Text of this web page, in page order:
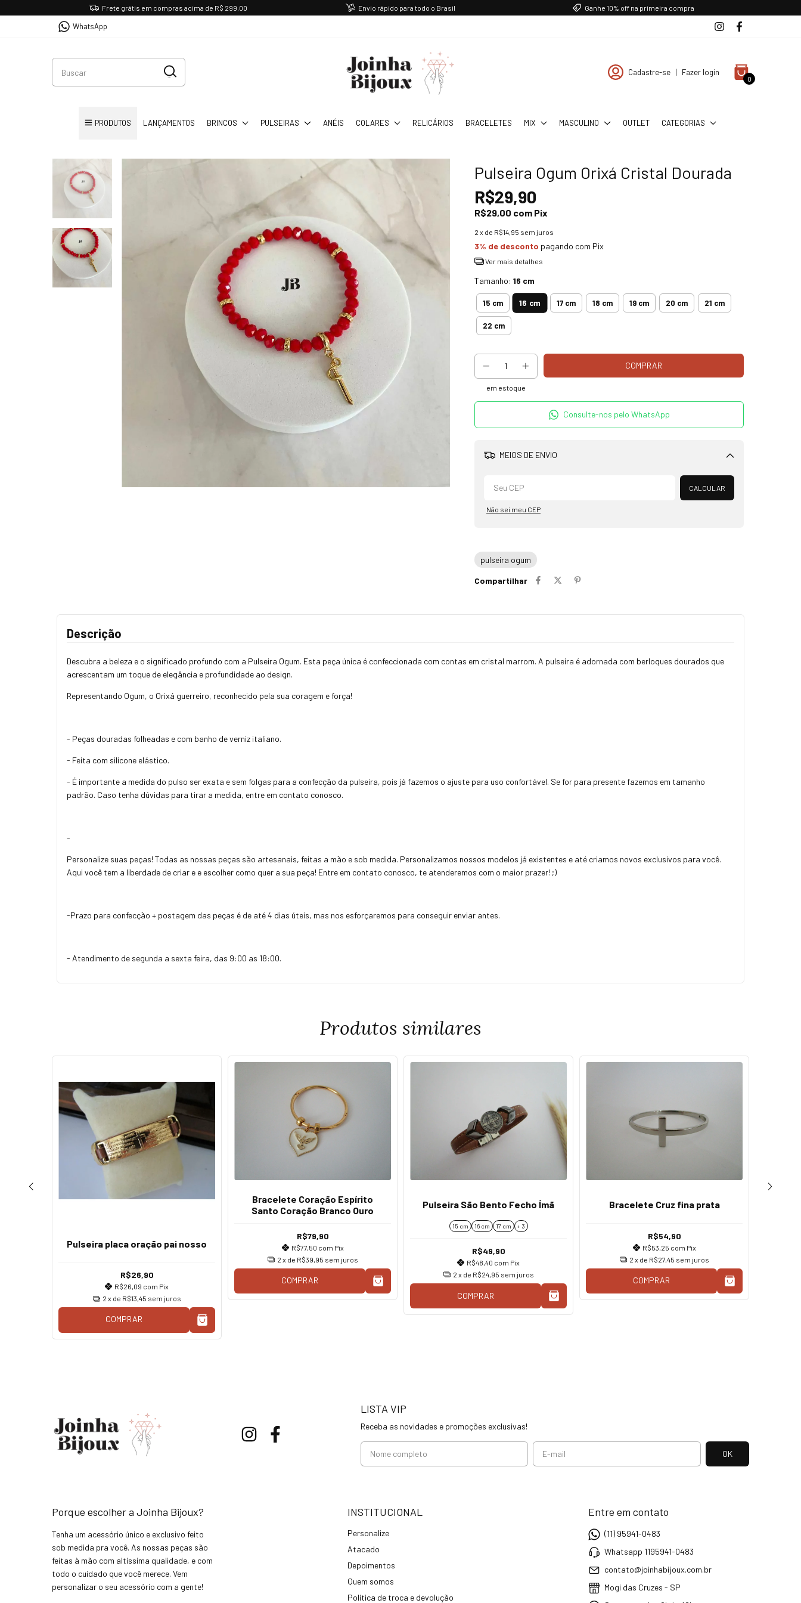
Frete grátis em compras acima de R$ 299,00 Envio rápido para todo o Brasil Ganhe 10% off na primeira compra
WhatsApp
Cadastre-se | Fazer login
0
PRODUTOS LANÇAMENTOS BRINCOS PULSEIRAS ANÉIS COLARES RELICÁRIOS BRACELETES MIX MASCULINO OUTLET CATEGORIAS
Pulseira Ogum Orixá Cristal Dourada
R$29,90
R$29,00 com Pix
2 x de R$14,95 sem juros
3% de desconto pagando com Pix
Ver mais detalhes
Tamanho: 16 cm
15 cm 16 cm 17 cm 18 cm 19 cm 20 cm 21 cm
22 cm
em estoque
Consulte-nos pelo WhatsApp
MEIOS DE ENVIO
Alterar CEP
CALCULAR
Não sei meu CEP
pulseira ogum
Compartilhar
Descrição
Descubra a beleza e o significado profundo com a Pulseira Ogum. Esta peça única é confeccionada com contas em cristal marrom. A pulseira é adornada com berloques dourados que
acrescentam um toque de elegância e profundidade ao design.
Representando Ogum, o Orixá guerreiro, reconhecido pela sua coragem e força!
- Peças douradas folheadas e com banho de verniz italiano.
- Feita com silicone elástico.
- É importante a medida do pulso ser exata e sem folgas para a confecção da pulseira, pois já fazemos o ajuste para uso confortável. Se for para presente fazemos em tamanho
padrão. Caso tenha dúvidas para tirar a medida, entre em contato conosco.
-
Personalize suas peças! Todas as nossas peças são artesanais, feitas a mão e sob medida. Personalizamos nossos modelos já existentes e até criamos novos exclusivos para você.
Aqui você tem a liberdade de criar e e escolher como quer a sua peça! Entre em contato conosco, te atenderemos com o maior prazer! ;)
-Prazo para confecção + postagem das peças é de até 4 dias úteis, mas nos esforçaremos para conseguir enviar antes.
- Atendimento de segunda a sexta feira, das 9:00 as 18:00.
Produtos similares
Pulseira placa oração pai nosso
R$26,90
R$26,09 com Pix
2 x de R$13,45 sem juros
COMPRAR
Bracelete Coração Espírito
Santo Coração Branco Ouro
R$79,90
R$77,50 com Pix
2 x de R$39,95 sem juros
COMPRAR
Pulseira São Bento Fecho Ímã
15 cm 16 cm 17 cm + 3
R$49,90
R$48,40 com Pix
2 x de R$24,95 sem juros
COMPRAR
Bracelete Cruz fina prata
R$54,90
R$53,25 com Pix
2 x de R$27,45 sem juros
COMPRAR
LISTA VIP
Receba as novidades e promoções exclusivas!
Porque escolher a Joinha Bijoux?
Tenha um acessório único e exclusivo feito
sob medida pra você. As nossas peças são
feitas à mão com altíssima qualidade, e com
todo o cuidado que você merece. Vem
personalizar o seu acessório com a gente!
INSTITUCIONAL
Personalize
Atacado
Depoimentos
Quem somos
Política de troca e devolução
Entre em contato
(11) 95941-0483
Whatsapp 1195941-0483
contato@joinhabijoux.com.br
Mogi das Cruzes - SP